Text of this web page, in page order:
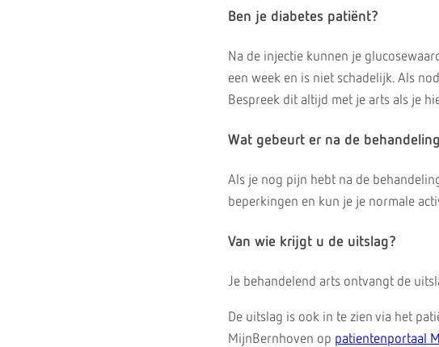
Ben je diabetes patiënt?
Na de injectie kunnen je
een week en is niet schadelijk. Als
Bespreek dit altijd met je arts als je
Wat gebeurt er na de
Als je nog pijn hebt na de
beperkingen en kun je je normale
Van wie krijgt u de uitslag?
Je behandelend arts ontvangt de
De uitslag is ook in te zien via het
MijnBernhoven op patientenportaal